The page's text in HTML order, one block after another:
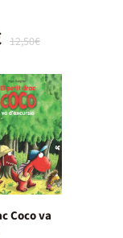
12,50€
Coco va